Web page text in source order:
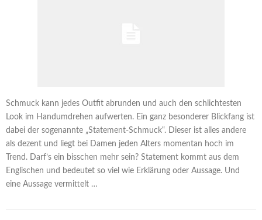
Schmuck kann jedes Outfit abrunden und auch den schlichtesten
Look im Handumdrehen aufwerten. Ein ganz besonderer Blickfang ist
dabei der sogenannte „Statement-Schmuck“. Dieser ist alles andere
als dezent und liegt bei Damen jeden Alters momentan hoch im
Trend. Darf’s ein bisschen mehr sein? Statement kommt aus dem
Englischen und bedeutet so viel wie Erklärung oder Aussage. Und
eine Aussage vermittelt …